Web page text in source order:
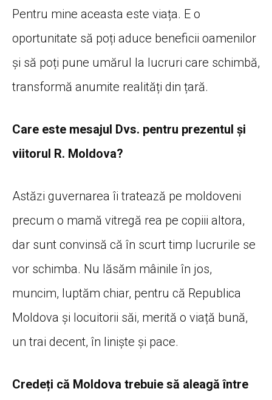
Pentru mine aceasta este viața. E o
oportunitate să poți aduce beneficii oamenilor
și să poți pune umărul la lucruri care schimbă,
transformă anumite realități din țară.
Care este mesajul Dvs. pentru prezentul şi
viitorul R. Moldova?
Astăzi guvernarea îi tratează pe moldoveni
precum o mamă vitregă rea pe copiii altora,
dar sunt convinsă că în scurt timp lucrurile se
vor schimba. Nu lăsăm mâinile în jos,
muncim, luptăm chiar, pentru că Republica
Moldova și locuitorii săi, merită o viață bună,
un trai decent, în liniște și pace.
Credeți că Moldova trebuie să aleagă între